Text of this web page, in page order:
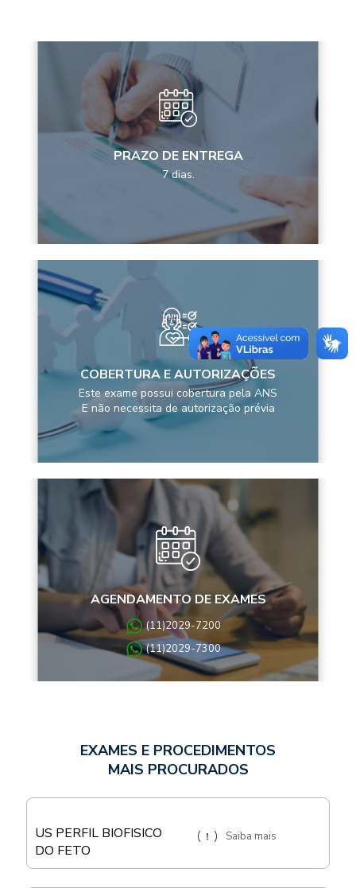
PRAZO DE ENTREGA
7 dias.
COBERTURA E AUTORIZAÇÕES
Este exame possui cobertura pela ANS
E não necessita de autorização prévia
AGENDAMENTO DE EXAMES
(11)2029-7200
(11)2029-7300
EXAMES E PROCEDIMENTOS
MAIS PROCURADOS
US PERFIL BIOFISICO
DO FETO
Saiba mais